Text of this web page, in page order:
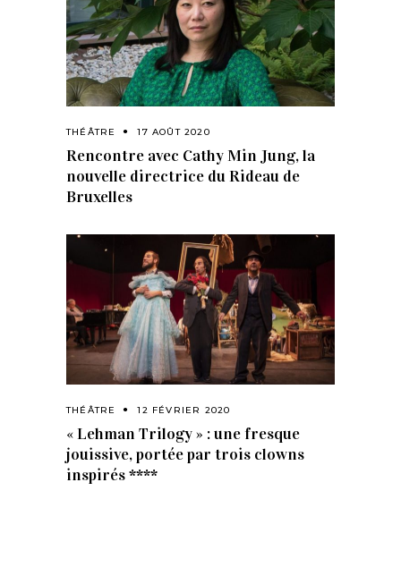
THÉÂTRE 17 AOÛT 2020
Rencontre avec Cathy Min Jung, la
nouvelle directrice du Rideau de
Bruxelles
THÉÂTRE 12 FÉVRIER 2020
« Lehman Trilogy » : une fresque
jouissive, portée par trois clowns
inspirés ****